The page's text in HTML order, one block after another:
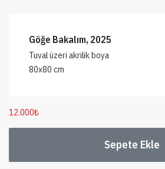
Göğe Bakalım, 2025
Tuval üzeri akrilik boya
80x80 cm
12.000₺
Sepete Ekle